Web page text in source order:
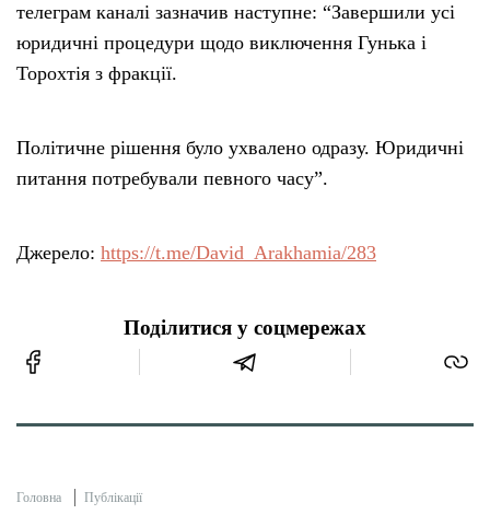
телеграм каналі зазначив наступне: “Завершили усі
юридичні процедури щодо виключення Гунька і
Торохтія з фракції.
Політичне рішення було ухвалено одразу. Юридичні
питання потребували певного часу”.
Джерело: https://t.me/David_Arakhamia/283
Поділитися у соцмережах
Головна Публікації